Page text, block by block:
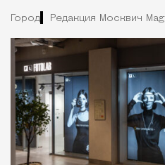
Город Редакция Москвич Mag